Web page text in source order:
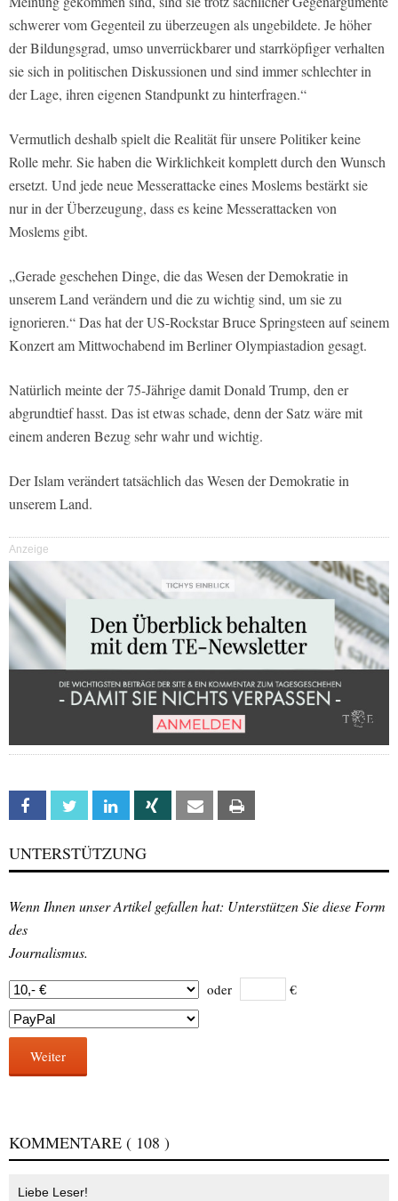
schwerer vom Gegenteil zu überzeugen als ungebildete. Je höher
der Bildungsgrad, umso unverrückbarer und starrköpfiger verhalten
sie sich in politischen Diskussionen und sind immer schlechter in
der Lage, ihren eigenen Standpunkt zu hinterfragen.“
Vermutlich deshalb spielt die Realität für unsere Politiker keine
Rolle mehr. Sie haben die Wirklichkeit komplett durch den Wunsch
ersetzt. Und jede neue Messerattacke eines Moslems bestärkt sie
nur in der Überzeugung, dass es keine Messerattacken von
Moslems gibt.
„Gerade geschehen Dinge, die das Wesen der Demokratie in
unserem Land verändern und die zu wichtig sind, um sie zu
ignorieren.“ Das hat der US-Rockstar Bruce Springsteen auf seinem
Konzert am Mittwochabend im Berliner Olympiastadion gesagt.
Natürlich meinte der 75-Jährige damit Donald Trump, den er
abgrundtief hasst. Das ist etwas schade, denn der Satz wäre mit
einem anderen Bezug sehr wahr und wichtig.
Der Islam verändert tatsächlich das Wesen der Demokratie in
unserem Land.
Anzeige
Facebook Twitter Linkedin Xing Email
UNTERSTÜTZUNG
Wenn Ihnen unser Artikel gefallen hat: Unterstützen Sie diese Form
des
Journalismus.
oder €
Weiter
KOMMENTARE ( 108 )
Liebe Leser!